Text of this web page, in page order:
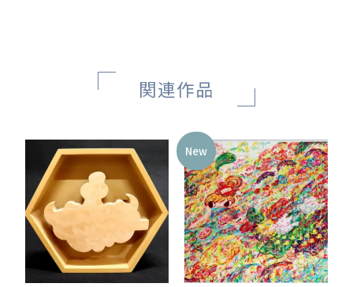
関連作品
New